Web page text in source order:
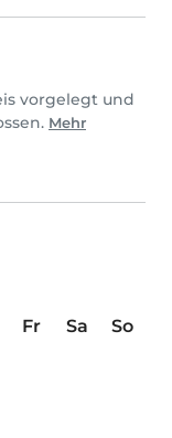
vorgelegt und
Mehr
Fr Sa
So